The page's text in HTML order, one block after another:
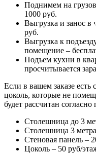
Поднимем на
1000 руб.
Выгрузка и занос в
руб.
Выгрузка к
помещение –
Подъем кухни в
просчитывается
Если в вашем заказе есть
цоколь, которые не
будет рассчитан согласно
Столешница до 3
Столешница 3
Стеновая панель –
Цоколь – 50 руб/